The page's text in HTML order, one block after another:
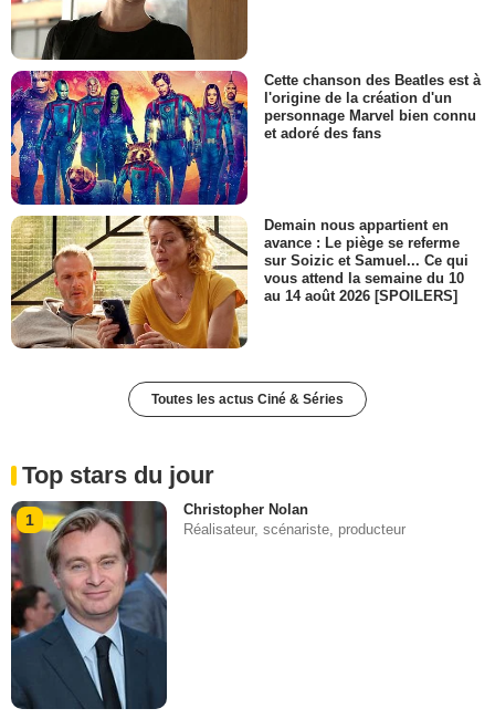
Cette chanson des Beatles est à
l'origine de la création d'un
personnage Marvel bien connu
et adoré des fans
Demain nous appartient en
avance : Le piège se referme
sur Soizic et Samuel... Ce qui
vous attend la semaine du 10
au 14 août 2026 [SPOILERS]
Toutes les actus Ciné & Séries
Top stars du jour
1
Christopher Nolan
Réalisateur, scénariste, producteur